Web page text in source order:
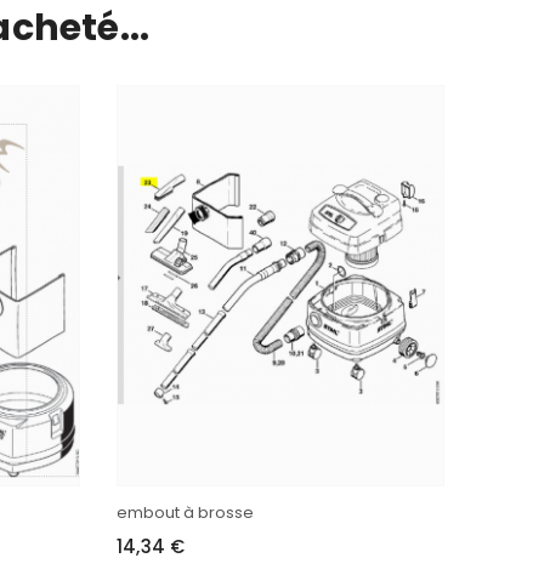
embout à brosse
14,34 €